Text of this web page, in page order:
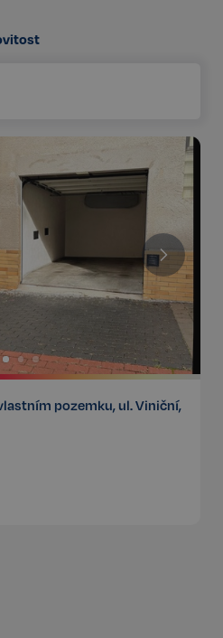
pozemku, ul. Viniční,